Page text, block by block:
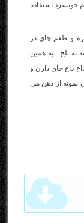
خونسرد استفاده
و طعم چاي در
تلخ . به همين
داغ چاي دارن و
بمونه از دهن مي